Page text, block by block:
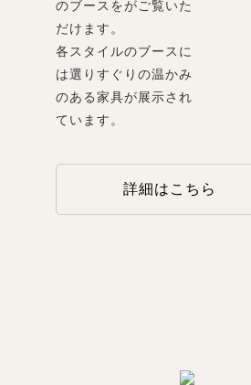
のブースをがご覧いた
だけます。
各スタイルのブースに
は選りすぐりの温かみ
のある家具が展示され
ています。
詳細はこちら